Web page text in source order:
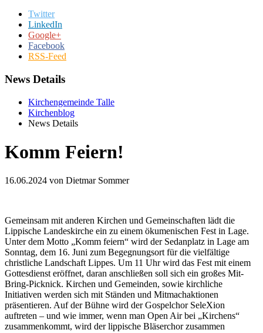
Twitter
LinkedIn
Google+
Facebook
RSS-Feed
News Details
Kirchengemeinde Talle
Kirchenblog
News Details
Komm Feiern!
16.06.2024 von Dietmar Sommer
Gemeinsam mit anderen Kirchen und Gemeinschaften lädt die
Lippische Landeskirche ein zu einem ökumenischen Fest in Lage.
Unter dem Motto „Komm feiern“ wird der Sedanplatz in Lage am
Sonntag, dem 16. Juni zum Begegnungsort für die vielfältige
christliche Landschaft Lippes. Um 11 Uhr wird das Fest mit einem
Gottesdienst eröffnet, daran anschließen soll sich ein großes Mit-
Bring-Picknick. Kirchen und Gemeinden, sowie kirchliche
Initiativen werden sich mit Ständen und Mitmachaktionen
präsentieren. Auf der Bühne wird der Gospelchor SeleXion
auftreten – und wie immer, wenn man Open Air bei „Kirchens“
zusammenkommt, wird der lippische Bläserchor zusammen